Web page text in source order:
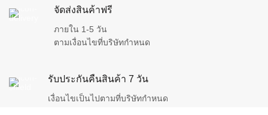
จัดส่งสินค้าฟรี
ภายใน 1-5 วัน
ตามเงื่อนไขที่บริษัทกำหนด
รับประกันคืนสินค้า 7 วัน
เงื่อนไขเป็นไปตามที่บริษัทกำหนด